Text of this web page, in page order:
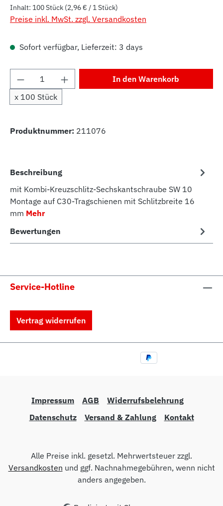
Inhalt: 100 Stück (2,96 € / 1 Stück)
Preise inkl. MwSt. zzgl. Versandkosten
Sofort verfügbar, Lieferzeit: 3 days
Produkt Anzahl: Gib den gewünschten
x 100 Stück
In den Warenkorb
Produktnummer: 211076
Beschreibung
mit Kombi-Kreuzschlitz-Sechskantschraube SW 10
Montage auf C30-Tragschienen mit Schlitzbreite 16
mm Mehr
Bewertungen
Service-Hotline
Vertrag widerrufen
Impressum AGB
Widerrufsbelehrung
Datenschutz
Versand & Zahlung Kontakt
Alle Preise inkl. gesetzl. Mehrwertsteuer zzgl.
Versandkosten und ggf. Nachnahmegebühren, wenn nicht
anders angegeben.